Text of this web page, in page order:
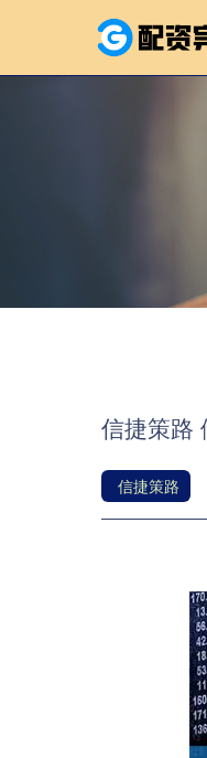
信捷策路
信捷策路